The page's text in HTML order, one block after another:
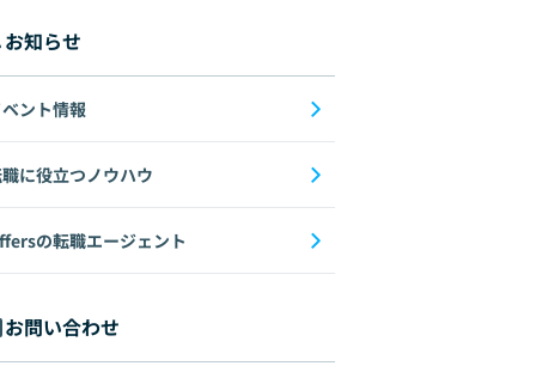
お知らせ
ント情報
に役立つノウハウ
の転職エージェント
お問い合わせ